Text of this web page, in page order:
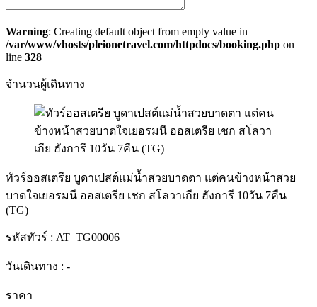
Warning: Creating default object from empty value in
/var/www/vhosts/pleionetravel.com/httpdocs/booking.php on
line 328
จำนวนผู้เดินทาง
ทัวร์ออสเตรีย บูดาเปสต์แม่น้ำสวยบาดตา แต่คนข้างหน้าสวย
บาดใจเยอรมนี ออสเตรีย เชก สโลวาเกีย ฮังการี 10วัน 7คืน
(TG)
รหัสทัวร์ : AT_TG00006
วันเดินทาง : -
ราคา